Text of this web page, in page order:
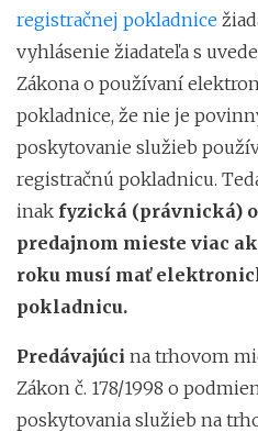
registračnej pokladnice
vyhlásenie žiadateľa s
Zákona o používaní
pokladnice, že nie je
poskytovanie služieb
registračnú pokladnicu.
inak fyzická (právnická)
predajnom mieste viac
roku musí mať
pokladnicu.
Predávajúci na trhovom
Zákon č. 178/1998 o
poskytovania služieb na